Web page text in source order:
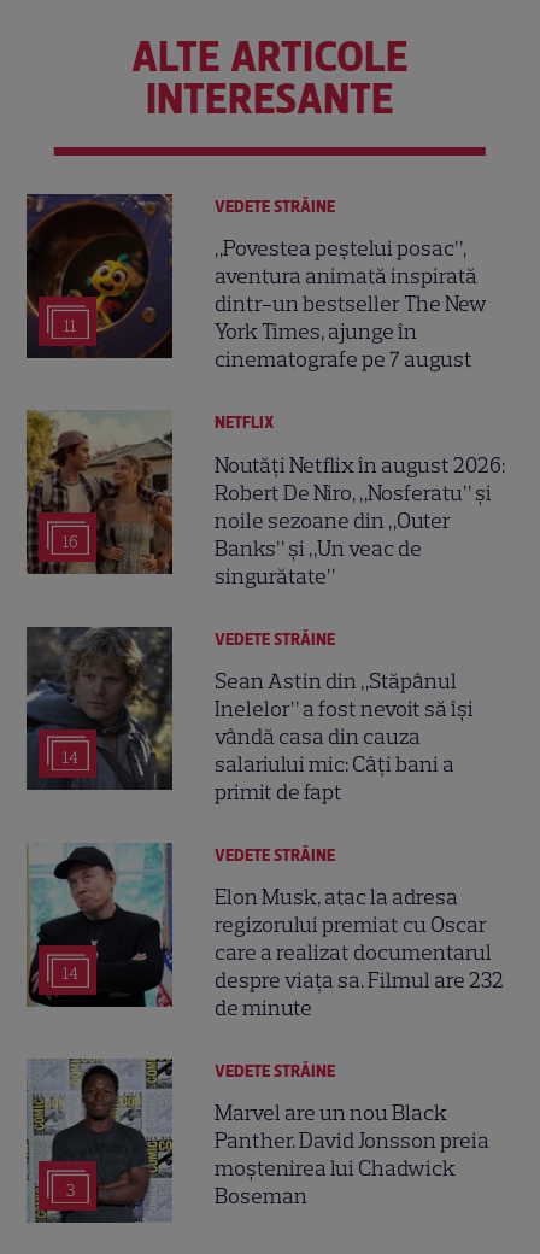
ALTE ARTICOLE
INTERESANTE
11
VEDETE STRĂINE
„Povestea peștelui posac”,
aventura animată inspirată
dintr-un bestseller The New
York Times, ajunge în
cinematografe pe 7 august
16
NETFLIX
Noutăți Netflix în august 2026:
Robert De Niro, „Nosferatu” și
noile sezoane din „Outer
Banks” și „Un veac de
singurătate”
14
VEDETE STRĂINE
Sean Astin din „Stăpânul
Inelelor” a fost nevoit să își
vândă casa din cauza
salariului mic: Câți bani a
primit de fapt
14
VEDETE STRĂINE
Elon Musk, atac la adresa
regizorului premiat cu Oscar
care a realizat documentarul
despre viața sa. Filmul are 232
de minute
3
VEDETE STRĂINE
Marvel are un nou Black
Panther. David Jonsson preia
moștenirea lui Chadwick
Boseman